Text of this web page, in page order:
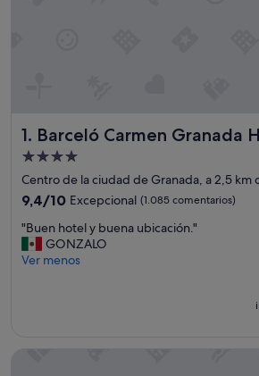
1. Barceló Carmen Granada
Barceló Carmen Granada Hotel
Alojamiento
de
4.0 estrellas
Centro de la ciudad de Granada, a 2,5 km
9.4
10,
Excepcional,
(1.085 comentarios)
9,4/10 Excepcional (1.085 comentarios)
"
B
u
"Buen hotel y buena ubicación."
GONZALO
Ver menos